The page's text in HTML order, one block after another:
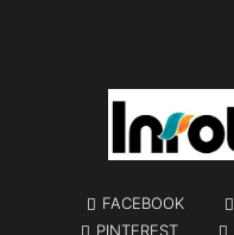
FACEBOOK
PINTEREST